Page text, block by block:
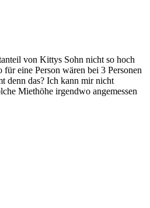
von Kittys Sohn nicht so hoch
eine Person wären bei 3 Personen
denn das? Ich kann mir nicht
Miethöhe irgendwo angemessen